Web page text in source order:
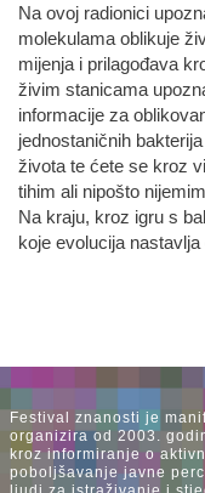
Na ovoj radionici
molekulama oblikuje
mijenja i prilagođava
živim stanicama
informacije za
jednostaničnih
života te ćete se kroz
tihim ali nipošto
Na kraju, kroz igru s
koje evolucija
Festival znanosti je
organizira od 2003.
kroz informiranje o
poboljšavanje javne